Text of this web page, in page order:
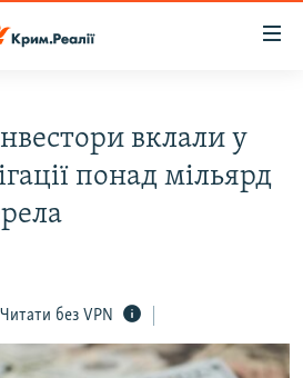
вклали у
понад мільярд
Читати без VPN